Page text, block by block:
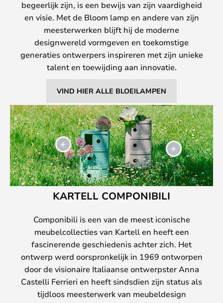
begeerlijk zijn, is een bewijs van zijn vaardigheid
en visie. Met de Bloom lamp en andere van zijn
meesterwerken blijft hij de moderne
designwereld vormgeven en toekomstige
generaties ontwerpers inspireren met zijn unieke
talent en toewijding aan innovatie.
VIND HIER ALLE BLOEILAMPEN
KARTELL COMPONIBILI
Componibili is een van de meest iconische
meubelcollecties van Kartell en heeft een
fascinerende geschiedenis achter zich. Het
ontwerp werd oorspronkelijk in 1969 ontworpen
door de visionaire Italiaanse ontwerpster Anna
Castelli Ferrieri en heeft sindsdien zijn status als
tijdloos meesterwerk van meubeldesign